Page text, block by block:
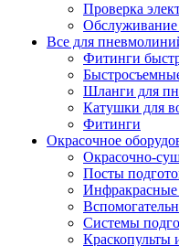
Проверка
Обслуживание
Все для
Фитинги
Шланги для
Катушки для
Фитинги
Окрасочное
Окрасочно-
Посты
Инфракрасные
Системы
Краскопульты